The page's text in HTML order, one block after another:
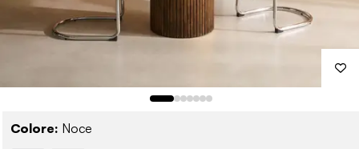
Colore: Noce